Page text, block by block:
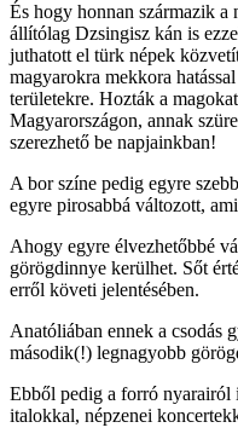
És hogy honnan származik
állítólag Dzsingisz kán is
juthatott el türk népek
magyarokra mekkora
területekre. Hozták a
Magyarországon, annak
szerezhető be napjainkban!
A bor színe pedig egyre
egyre pirosabbá változott,
Ahogy egyre élvezhetőbbé
görögdinnye kerülhet. Sőt
erről követi jelentésében.
Anatóliában ennek a csodás
második(!) legnagyobb
Ebből pedig a forró nyarairól
italokkal, népzenei